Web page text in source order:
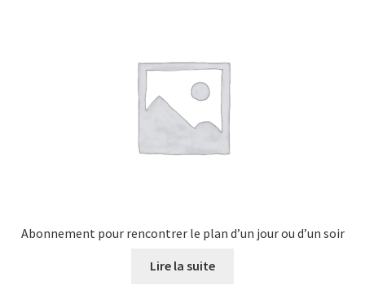
Abonnement pour rencontrer le plan d’un jour ou d’un soir
Lire la suite